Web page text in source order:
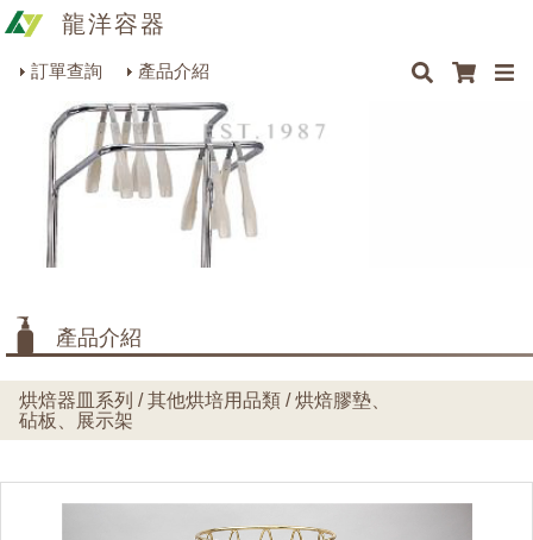
龍洋容器
訂單查詢
產品介紹
商品搜尋
包裝材料系列
烘焙器皿系列
餐飲器具系列
生活雜貨系列
美容用品系列
最新消息 聯絡我們
產品介紹
烘焙器皿系列 / 其他烘培用品類 / 烘焙膠墊、
砧板、展示架